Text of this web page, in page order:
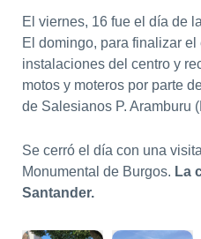
El viernes, 16 fue el día de
El domingo, para finalizar
instalaciones del centro y
motos y moteros por parte
de Salesianos P. Aramburu
Se cerró el día con una
Monumental de Burgos. La
Santander.